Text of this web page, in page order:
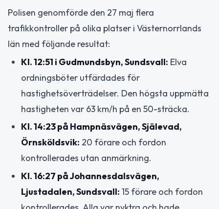
Polisen genomförde den 27 maj flera
trafikkontroller på olika platser i Västernorrlands
län med följande resultat:
Kl. 12:51 i Gudmundsbyn, Sundsvall: Elva
ordningsböter utfärdades för
hastighetsöverträdelser. Den högsta uppmätta
hastigheten var 63 km/h på en 50-sträcka.
Kl. 14:23 på Hampnäsvägen, Själevad,
Örnsköldsvik: 20 förare och fordon
kontrollerades utan anmärkning.
Kl. 16:27 på Johannesdalsvägen,
Ljustadalen, Sundsvall: 15 förare och fordon